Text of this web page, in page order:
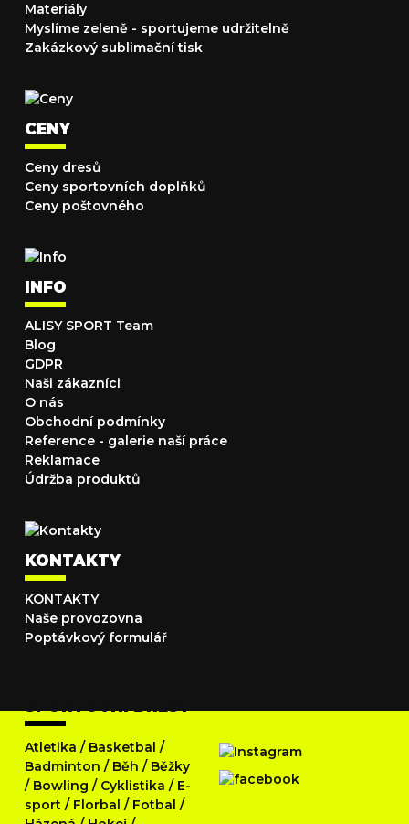
Materiály
Myslíme zeleně - sportujeme udržitelně
Zakázkový sublimační tisk
CENY
Ceny dresů
Ceny sportovních doplňků
Ceny poštovného
INFO
ALISY SPORT Team
Blog
GDPR
Naši zákazníci
O nás
Obchodní podmínky
Reference - galerie naší práce
Reklamace
Údržba produktů
KONTAKTY
KONTAKTY
Naše provozovna
Poptávkový formulář
SPORTOVNÍ DRESY
Atletika / Basketbal /
Badminton / Běh / Běžky
/ Bowling / Cyklistika / E-
sport / Florbal / Fotbal /